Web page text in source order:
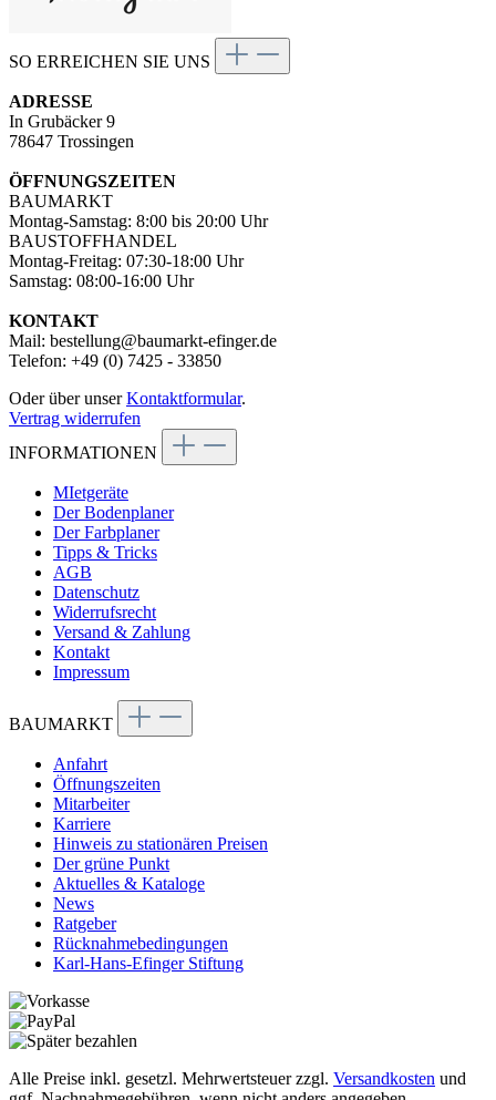
SO ERREICHEN SIE UNS
ADRESSE
In Grubäcker 9
78647 Trossingen
ÖFFNUNGSZEITEN
BAUMARKT
Montag-Samstag: 8:00 bis 20:00 Uhr
BAUSTOFFHANDEL
Montag-Freitag: 07:30-18:00 Uhr
Samstag: 08:00-16:00 Uhr
KONTAKT
Mail: bestellung@baumarkt-efinger.de
Telefon: +49 (0) 7425 - 33850
Oder über unserKontaktformular.
Vertrag widerrufen
INFORMATIONEN
MIetgeräte
Der Bodenplaner
Der Farbplaner
Tipps & Tricks
AGB
Datenschutz
Widerrufsrecht
Versand & Zahlung
Kontakt
Impressum
BAUMARKT
Anfahrt
Öffnungszeiten
Mitarbeiter
Karriere
Hinweis zu stationären Preisen
Der grüne Punkt
Aktuelles & Kataloge
News
Ratgeber
Rücknahmebedingungen
Karl-Hans-Efinger Stiftung
Alle Preise inkl. gesetzl. Mehrwertsteuer zzgl. Versandkosten und